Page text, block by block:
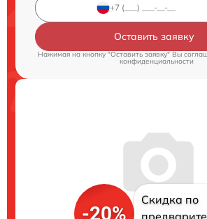
Оставить заявку
Нажимая на кнопку "Оставить заявку" Вы
конфиденциальности
-20%
Скидка по